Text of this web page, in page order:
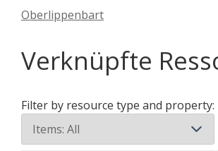
Oberlippenbart
Verknüpfte
Filter by resource type and property: